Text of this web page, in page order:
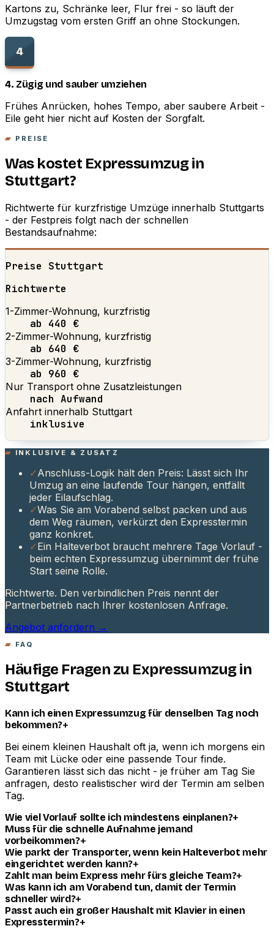
Kartons zu, Schränke leer, Flur frei - so läuft der
Umzugstag vom ersten Griff an ohne Stockungen.
4
4. Zügig und sauber umziehen
Frühes Anrücken, hohes Tempo, aber saubere Arbeit -
Eile geht hier nicht auf Kosten der Sorgfalt.
PREISE
Was kostet Expressumzug in
Stuttgart?
Richtwerte für kurzfristige Umzüge innerhalb Stuttgarts
- der Festpreis folgt nach der schnellen
Bestandsaufnahme:
Preise Stuttgart
Richtwerte
1-Zimmer-Wohnung, kurzfristig
ab 440 €
2-Zimmer-Wohnung, kurzfristig
ab 640 €
3-Zimmer-Wohnung, kurzfristig
ab 960 €
Nur Transport ohne Zusatzleistungen
nach Aufwand
Anfahrt innerhalb Stuttgart
inklusive
INKLUSIVE & ZUSATZ
✓Anschluss-Logik hält den Preis: Lässt sich Ihr
Umzug an eine laufende Tour hängen, entfällt
jeder Eilaufschlag.
✓Was Sie am Vorabend selbst packen und aus
dem Weg räumen, verkürzt den Expresstermin
ganz konkret.
✓Ein Halteverbot braucht mehrere Tage Vorlauf -
beim echten Expressumzug übernimmt der frühe
Start seine Rolle.
Richtwerte. Den verbindlichen Preis nennt der
Partnerbetrieb nach Ihrer kostenlosen Anfrage.
Angebot anfordern →
FAQ
Häufige Fragen zu Expressumzug in
Stuttgart
Kann ich einen Expressumzug für denselben Tag noch
bekommen?+
Bei einem kleinen Haushalt oft ja, wenn ich morgens ein
Team mit Lücke oder eine passende Tour finde.
Garantieren lässt sich das nicht - je früher am Tag Sie
anfragen, desto realistischer wird der Termin am selben
Tag.
Wie viel Vorlauf sollte ich mindestens einplanen?+
Muss für die schnelle Aufnahme jemand
vorbeikommen?+
Wie parkt der Transporter, wenn kein Halteverbot mehr
eingerichtet werden kann?+
Zahlt man beim Express mehr fürs gleiche Team?+
Was kann ich am Vorabend tun, damit der Termin
schneller wird?+
Passt auch ein großer Haushalt mit Klavier in einen
Expresstermin?+